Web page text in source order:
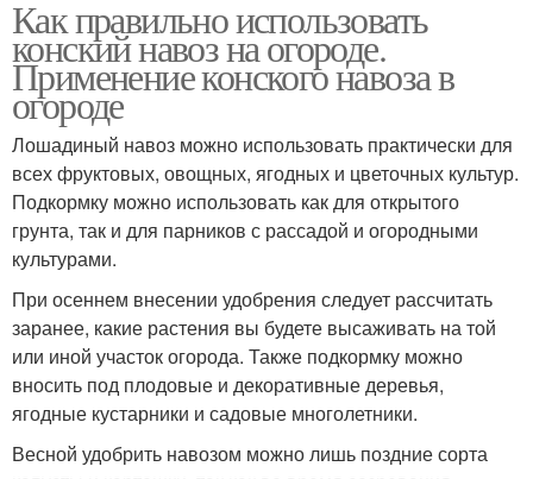
Как правильно использовать
конский навоз на огороде.
Применение конского навоза в
огороде
Лошадиный навоз можно использовать практически для
всех фруктовых, овощных, ягодных и цветочных культур.
Подкормку можно использовать как для открытого
грунта, так и для парников с рассадой и огородными
культурами.
При осеннем внесении удобрения следует рассчитать
заранее, какие растения вы будете высаживать на той
или иной участок огорода. Также подкормку можно
вносить под плодовые и декоративные деревья,
ягодные кустарники и садовые многолетники.
Весной удобрить навозом можно лишь поздние сорта